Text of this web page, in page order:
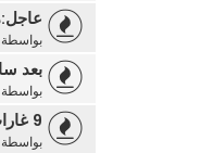
بواسطة
بعد
بواسطة
9 غارات جوية يمنية واستمرار القصف السعودي ب21 غارة جويةو574
بواسطة